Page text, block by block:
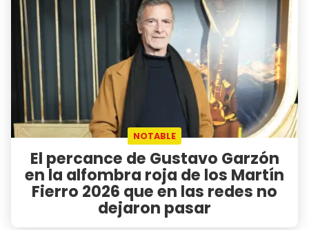
NOTABLE
El percance de Gustavo Garzón
en la alfombra roja de los Martín
Fierro 2026 que en las redes no
dejaron pasar